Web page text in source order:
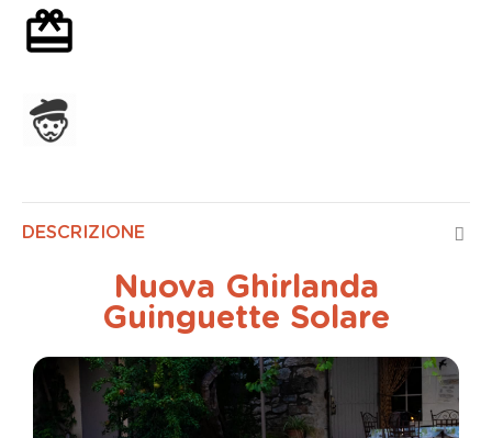
DESCRIZIONE
Nuova Ghirlanda
Guinguette Solare